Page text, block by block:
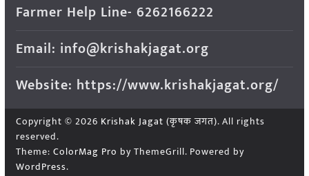
Farmer Help Line- 6262166222
Email: info@krishakjagat.org
Website: https://www.krishakjagat.org/
Copyright © 2026 Krishak Jagat (कृषक जगत). All rights
reserved.
Theme: ColorMag Pro by ThemeGrill. Powered by
WordPress.